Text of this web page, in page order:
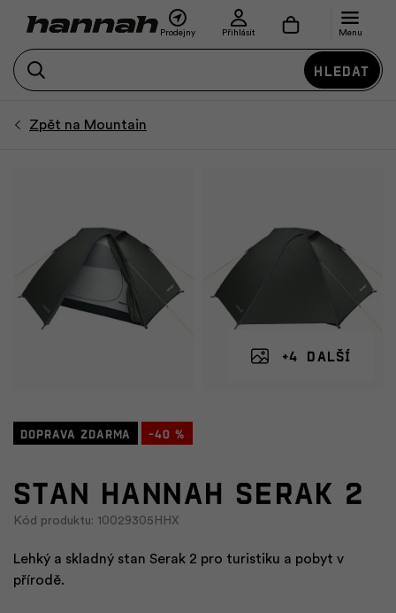
Hledat
Prodejny Přihlásit Menu
+4 další
Doprava zdarma -40 %
Stan HANNAH SERAK 2
Kód produktu: 10029305HHX
Lehký a skladný stan Serak 2 pro turistiku a pobyt v
přírodě.